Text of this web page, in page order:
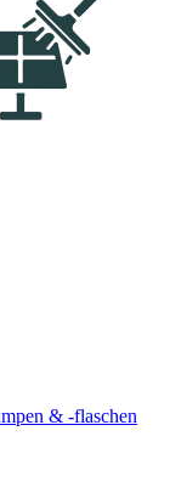
& -flaschen